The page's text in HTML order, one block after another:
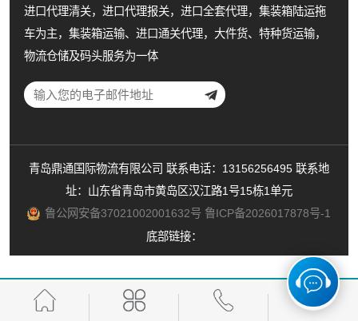
进口代理清关，进口代理报关，进口全套代理，集装箱陆运拖
车为主，集装箱运输、进口通关代理，大件货、特种货运输，
物流仓储及码头服务为一体
青岛鼎通国际物流有限公司 联系电话：13156256495 联系地
址：山东省青岛市黄岛区汉江路1号15栋1单元
鲁公网安备37021002001632号 鲁ICP备2026017878号-1
底部链接：